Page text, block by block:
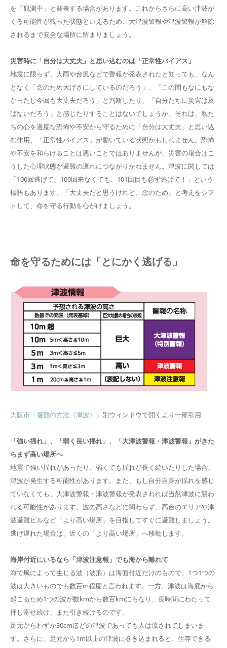
を「観測中」と発表する場合があります。これからさらに高い津波が
くる可能性が残った状態といえるため、大津波警報や津波警報が解除
されるまで安全な場所に留まりましょう。
災害時に「自分は大丈夫」と思い込むのは「正常性バイアス」
地震に限らず、大雨や台風などで警報が発表されたと知っても、なん
となく「念のため大げさにしているのだろう」、「この間もなにもな
かったし今回も大丈夫だろう」と判断したり、「自分たちに災害は及
ばないだろう」と感じたりすることはないでしょうか。それは、私た
ちの心を過度な恐怖や不安から守るために「自分は大丈夫」と思い込
む作用、「正常性バイアス」が働いている状態かもしれません。恐怖
や不安を和らげることは悪いことではありませんが、災害の場合はこ
うした心理状態が避難の遅れにつながりかねません。津波に関しては
「100回逃げて、100回来なくても、101回目も必ず逃げて！」という
標語もあります。「大丈夫だと思うけれど、念のため」と考えをシフ
トして、命を守る行動を心がけましょう。
命を守るためには「とにかく逃げる」
大阪市「避難の方法（津波） 」別ウィンドウで開くより一部引用
「強い揺れ」、「弱く長い揺れ」、「大津波警報・津波警報」がきた
らまず高い場所へ
地震で強い揺れがあったり、弱くても揺れが長く続いたりした場合、
津波が発生する可能性があります。また、もし自分自身が揺れを感じ
ていなくても、大津波警報・津波警報が発表されれば当然津波に襲わ
れる可能性があります。波の高さなどに関わらず、高台のエリアや津
波避難ビルなど「より高い場所」を目指してすぐに避難しましょう。
逃げ遅れた場合は、近くの「より高い場所」へ移動します。
海岸付近にいるなら「津波注意報」でも海から離れて
海で風によって生じる波（波浪）は海面付近だけのもので、1つ1つの
波は大きいものでも数百m程度と言われます。一方、津波は海底から
起こるため1つの波が数kmから数百kmにもなり、長時間にわたって
押し寄せ続け、また引き続けるのです。
足元からわずか30cmほどの津波であっても人は流されてしまいま
す。さらに、足元から1m以上の津波に巻き込まれると、生存できる